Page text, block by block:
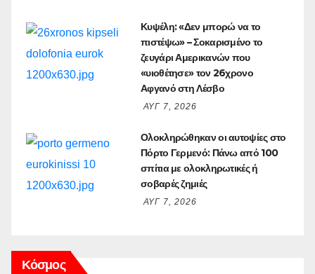
Κυψέλη: «Δεν μπορώ να το
πιστέψω» – Σοκαρισμένο το
ζευγάρι Αμερικανών που
«υιοθέτησε» τον 26χρονο
Αφγανό στη Λέσβο
ΑΥΓ 7, 2026
Ολοκληρώθηκαν οι αυτοψίες στο
Πόρτο Γερμενό: Πάνω από 100
σπίτια με ολοκληρωτικές ή
σοβαρές ζημιές
ΑΥΓ 7, 2026
Κόσμος